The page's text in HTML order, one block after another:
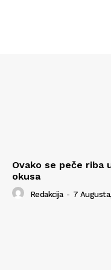
Ovako se peče riba
okusa
Redakcija - 7